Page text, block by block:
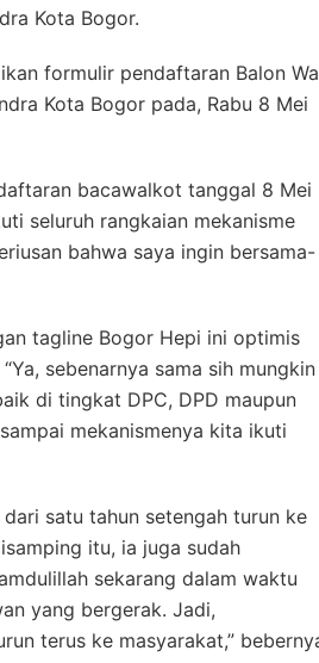
Kota Bogor.
formulir pendaftaran Balon
Kota Bogor pada, Rabu 8 Mei
bacawalkot tanggal 8 Mei
seluruh rangkaian mekanisme
bahwa saya ingin bersama-
tagline Bogor Hepi ini optimis
sebenarnya sama sih mungkin
di tingkat DPC, DPD maupun
mekanismenya kita ikuti
satu tahun setengah turun ke
itu, ia juga sudah
sekarang dalam waktu
yang bergerak. Jadi,
terus ke masyarakat,”